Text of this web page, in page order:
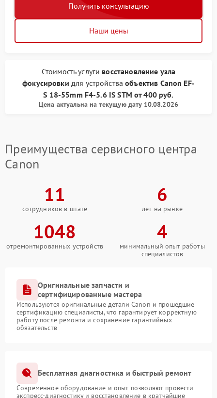
Получить консультацию
Наши цены
Стоимость услуги восстановление узла
фокусировки для устройстваобъектив Canon EF-
S 18-55mm F4-5.6 IS STM от400 руб.
Цена актуальна на текущую дату 10.08.2026
Преимущества сервисного центра
Canon
11
сотрудников в штате
6
лет на рынке
1048
отремонтированных устройств
4
минимальный опыт работы
специалистов
Оригинальные запчасти и
сертифицированные мастера
Используются оригинальные детали Canon и прошедшие
сертификацию специалисты, что гарантирует корректную
работу после ремонта и сохранение гарантийных
обязательств
Бесплатная диагностика и быстрый ремонт
Современное оборудование и опыт позволяют провести
экспресс-диагностику и восстановление в кратчайшие